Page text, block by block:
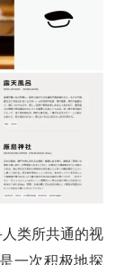
类所共通的视
一次积极地探